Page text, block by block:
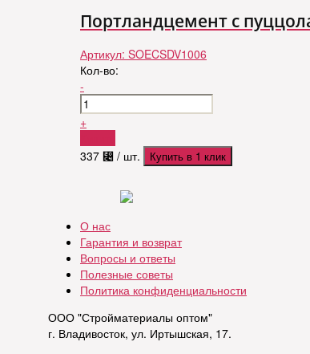
Портландцемент c
Артикул: SOECSDV1006
Кол-во:
-
+
337 ⃄ / шт. Купить в 1 клик
О нас
Гарантия и возврат
Вопросы и ответы
Полезные советы
Политика конфиденциальности
ООО "Стройматериалы оптом"
г. Владивосток, ул. Иртышская, 17.